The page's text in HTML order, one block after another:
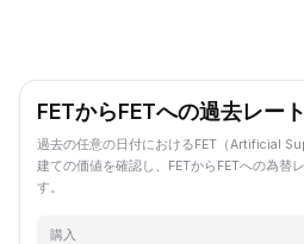
FETからFETへの過去レー
過去の任意の日付におけるFET（Artificial
建ての価値を確認し、FETからFETへの為替
す。
購入